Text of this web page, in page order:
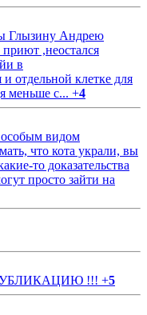
Глызину Андрею
,неостался
в
отдельной клетке для
меньше с... +4
видом
что кота украли, вы
то доказательства
просто зайти на
!!! +5